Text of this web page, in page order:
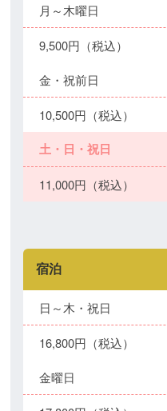
月～木曜日
9,500円（税込）
金・祝前日
10,500円（税込）
土・日・祝日
11,000円（税込）
宿泊
日～木・祝日
16,800円（税込）
金曜日